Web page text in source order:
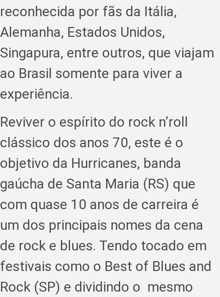
reconhecida por fãs da Itália,
Alemanha, Estados Unidos,
Singapura, entre outros, que viajam
ao Brasil somente para viver a
experiência.
Reviver o espírito do rock n’roll
clássico dos anos 70, este é o
objetivo da Hurricanes, banda
gaúcha de Santa Maria (RS) que
com quase 10 anos de carreira é
um dos principais nomes da cena
de rock e blues. Tendo tocado em
festivais como o Best of Blues and
Rock (SP) e dividindo o mesmo